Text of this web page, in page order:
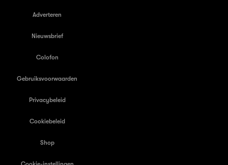
Adverteren
Nieuwsbrief
Colofon
Gebruiksvoorwaarden
Privacybeleid
Cookiebeleid
Shop